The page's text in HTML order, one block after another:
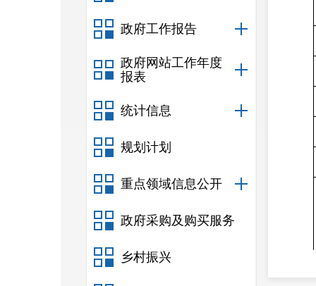
政府工作报告
政府网站工作年度
报表
统计信息
规划计划
重点领域信息公开
政府采购及购买服务
乡村振兴